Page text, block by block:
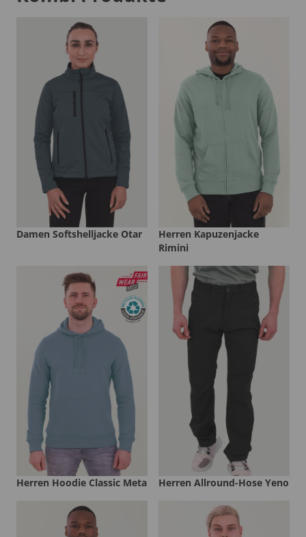
Damen Softshelljacke Otar
Herren Kapuzenjacke
Rimini
Herren Hoodie Classic Meta Herren Allround-Hose Yeno